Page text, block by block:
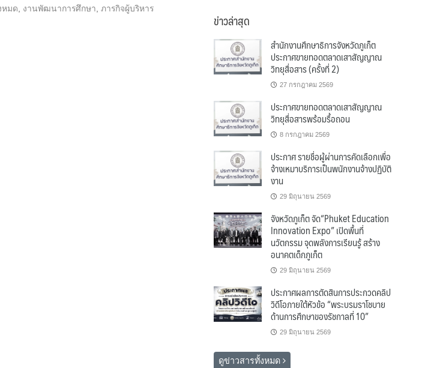
หมด งานพัฒนาการศึกษา ภารกิจผู้บริหาร
ข่าวล่าสุด
สำนักงานศึกษาธิการจังหวัดภูเก็ต
ประกาศขายทอดตลาดเสาสัญญาณ
วิทยุสื่อสาร (ครั้งที่ 2)
27 กรกฎาคม 2569
ประกาศขายทอดตลาดเสาสัญญาณ
วิทยุสื่อสารพร้อมรื้อถอน
8 กรกฎาคม 2569
ประกาศ รายชื่อผู้ผ่านการคัดเลือกเพื่อ
จ้างเหมาบริการเป็นพนักงานจ้างปฏิบัติ
งาน
29 มิถุนายน 2569
จังหวัดภูเก็ต จัด“Phuket Education
Innovation Expo” เปิดพื้นที่
นวัตกรรม จุดพลังการเรียนรู้ สร้าง
อนาคตเด็กภูเก็ต
29 มิถุนายน 2569
ประกาศผลการตัดสินการประกวดคลิป
วิดีโอภายใต้หัวข้อ “พระบรมราโชบาย
ด้านการศึกษาของรัชกาลที่ 10”
29 มิถุนายน 2569
ดูข่าวสารทั้งหมด